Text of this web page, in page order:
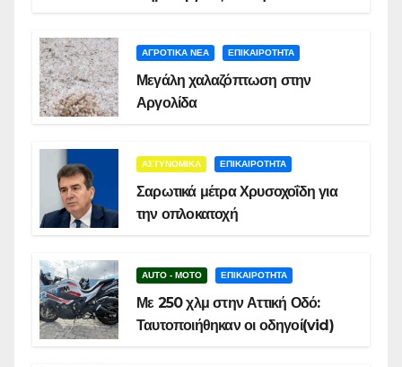
ΑΓΡΟΤΙΚΑ ΝΕΑ ΕΠΙΚΑΙΡΟΤΗΤΑ
Μεγάλη χαλαζόπτωση στην
Αργολίδα
ΑΣΤΥΝΟΜΙΚΑ ΕΠΙΚΑΙΡΟΤΗΤΑ
Σαρωτικά μέτρα Χρυσοχοΐδη για
την οπλοκατοχή
AUTO - MOTO ΕΠΙΚΑΙΡΟΤΗΤΑ
Με 250 χλμ στην Αττική Οδό:
Ταυτοποιήθηκαν οι οδηγοί(vid)